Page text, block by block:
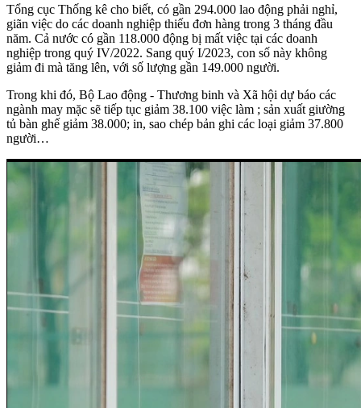
Tổng cục Thống kê cho biết, có gần 294.000 lao động phải nghỉ,
giãn việc do các doanh nghiệp thiếu đơn hàng trong 3 tháng đầu
năm. Cả nước có gần 118.000 động bị mất việc tại các doanh
nghiệp trong quý IV/2022. Sang quý I/2023, con số này không
giảm đi mà tăng lên, với số lượng gần 149.000 người.
Trong khi đó, Bộ Lao động - Thương binh và Xã hội dự báo các
ngành may mặc sẽ tiếp tục giảm 38.100 việc làm ; sản xuất giường
tủ bàn ghế giảm 38.000; in, sao chép bản ghi các loại giảm 37.800
người…